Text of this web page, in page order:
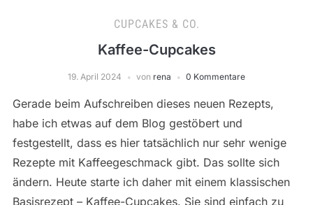
CUPCAKES & CO.
Kaffee-Cupcakes
19. April 2024 von rena 0 Kommentare
Gerade beim Aufschreiben dieses neuen Rezepts,
habe ich etwas auf dem Blog gestöbert und
festgestellt, dass es hier tatsächlich nur sehr wenige
Rezepte mit Kaffeegeschmack gibt. Das sollte sich
ändern. Heute starte ich daher mit einem klassischen
Basisrezept – Kaffee-Cupcakes. Sie sind einfach zu